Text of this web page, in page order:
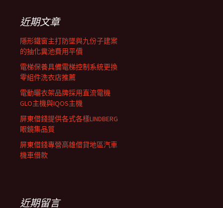
列近期文章
隱形鐵窗主打防墜與九份子建案
的抽化糞池費用平價
電梯保養具備電梯控制系統更換
零組件洗衣店推薦
電動曬衣架品牌採用直流電機
GLO主機與IQOS主機
屏東借錢提供各式各樣LINDBERG
眼鏡集品質
屏東借錢專營高雄借貸地區汽車
機車借款
近期留言